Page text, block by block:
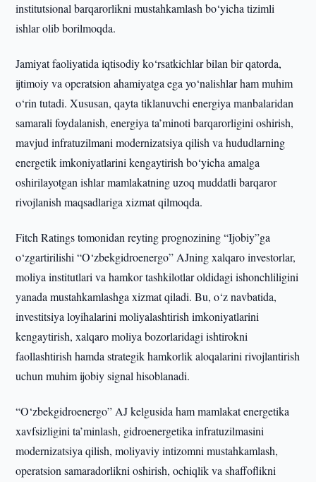
institutsional barqarorlikni mustahkamlash bo‘yicha tizimli
ishlar olib borilmoqda.
Jamiyat faoliyatida iqtisodiy ko‘rsatkichlar bilan bir qatorda,
ijtimoiy va operatsion ahamiyatga ega yo‘nalishlar ham muhim
o‘rin tutadi. Xususan, qayta tiklanuvchi energiya manbalaridan
samarali foydalanish, energiya ta’minoti barqarorligini oshirish,
mavjud infratuzilmani modernizatsiya qilish va hududlarning
energetik imkoniyatlarini kengaytirish bo‘yicha amalga
oshirilayotgan ishlar mamlakatning uzoq muddatli barqaror
rivojlanish maqsadlariga xizmat qilmoqda.
Fitch Ratings tomonidan reyting prognozining “Ijobiy”ga
o‘zgartirilishi “O‘zbekgidroenergo” AJning xalqaro investorlar,
moliya institutlari va hamkor tashkilotlar oldidagi ishonchliligini
yanada mustahkamlashga xizmat qiladi. Bu, o‘z navbatida,
investitsiya loyihalarini moliyalashtirish imkoniyatlarini
kengaytirish, xalqaro moliya bozorlaridagi ishtirokni
faollashtirish hamda strategik hamkorlik aloqalarini rivojlantirish
uchun muhim ijobiy signal hisoblanadi.
“O‘zbekgidroenergo” AJ kelgusida ham mamlakat energetika
xavfsizligini ta’minlash, gidroenergetika infratuzilmasini
modernizatsiya qilish, moliyaviy intizomni mustahkamlash,
operatsion samaradorlikni oshirish, ochiqlik va shaffoflikni